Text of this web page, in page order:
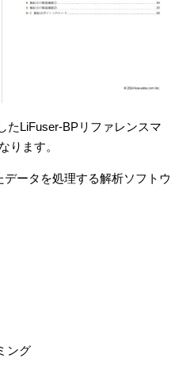
たLiFuser-BPリファレンスマ
ります。
ータを処理する解析ソフトウ
ング